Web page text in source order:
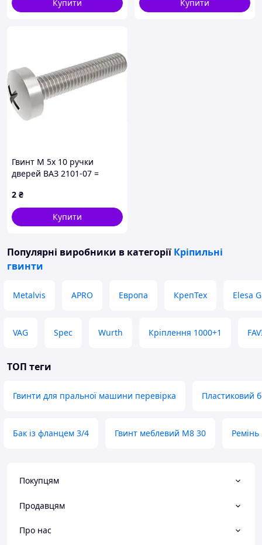
Купити
Купити
Гвинт М 5х 10 ручки
дверей ВАЗ 2101-07 =
2 ₴
Купити
Популярні виробники в категорії Кріпильні
гвинти
Metalvis APRO Европа КрепТех Elesa
VAG Spec Wurth Кріплення 1000+1
ТОП теги
Гвинти для пральної машини перевірка Пластиковий
Бак із фланцем 3/4 Гвинт меблевий M8 30 Ремінь
Покупцям
Продавцям
Про нас